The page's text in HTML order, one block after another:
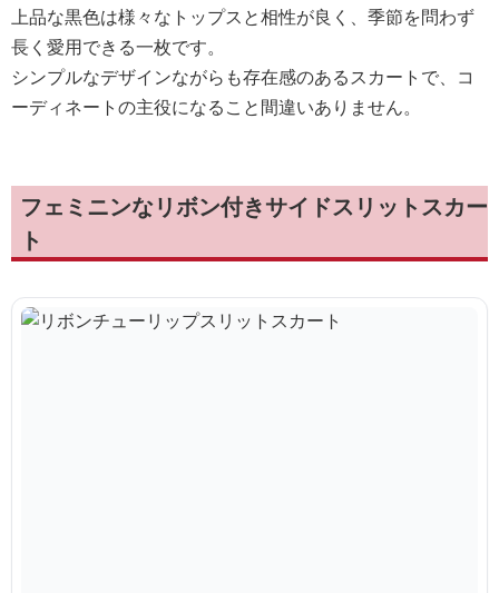
上品な黒色は様々なトップスと相性が良く、季節を問わず
長く愛用できる一枚です。
シンプルなデザインながらも存在感のあるスカートで、コ
ーディネートの主役になること間違いありません。
フェミニンなリボン付きサイドスリットスカー
ト